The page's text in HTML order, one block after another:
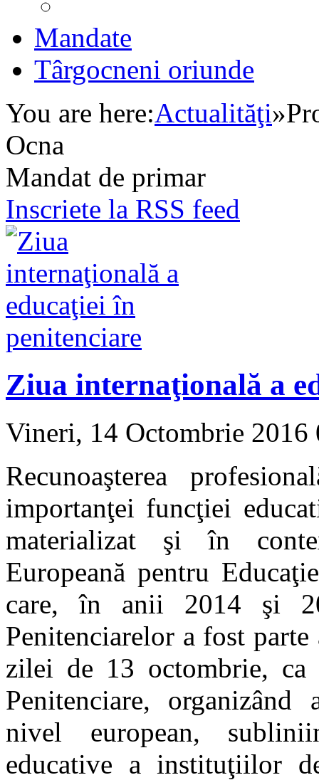
Mandate
Târgocneni oriunde
You are here:Actualităţi»
Ocna
Mandat de primar
Inscriete la RSS feed
Ziua internaţională a
Vineri, 14 Octombrie
Recunoaşterea
importanţei funcţiei
materializat şi în
Europeană pentru
care, în anii 2014 şi
Penitenciarelor a fost
zilei de 13 octombrie,
Penitenciare,
nivel european,
educative a instituţiilor